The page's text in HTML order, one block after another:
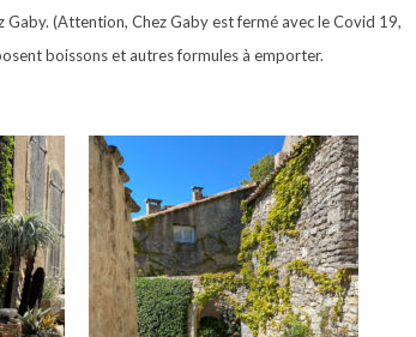
Gaby. (Attention, Chez Gaby est fermé avec le Covid 19,
boissons et autres formules à emporter.